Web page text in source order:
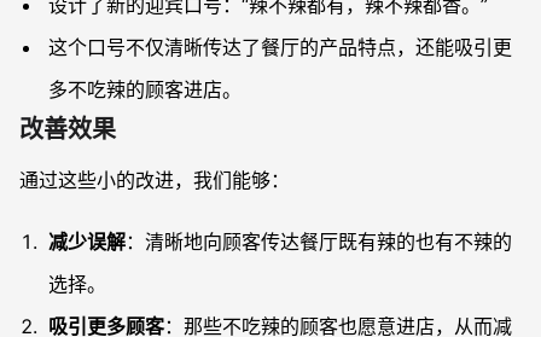
设计了新的迎宾口号：“辣不辣都有，辣不辣都香。”
这个口号不仅清晰传达了餐厅的产品特点，还能吸引更
多不吃辣的顾客进店。
改善效果
通过这些小的改进，我们能够：
减少误解：清晰地向顾客传达餐厅既有辣的也有不辣的
选择。
吸引更多顾客：那些不吃辣的顾客也愿意进店，从而减